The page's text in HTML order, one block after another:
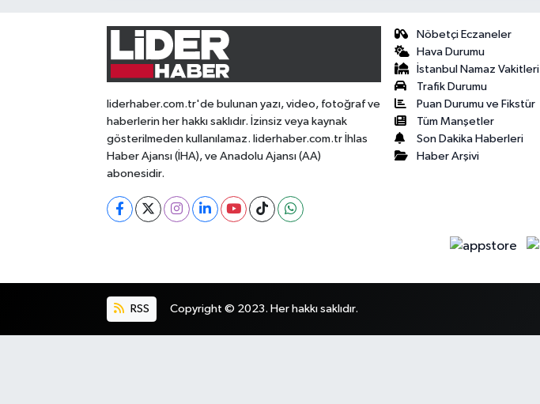
liderhaber.com.tr'de bulunan yazı, video, fotoğraf ve
haberlerin her hakkı saklıdır. İzinsiz veya kaynak
gösterilmeden kullanılamaz. liderhaber.com.tr İhlas
Haber Ajansı (İHA), ve Anadolu Ajansı (AA)
abonesidir.
Nöbetçi Eczaneler
Hava Durumu
İstanbul Namaz Vakitleri
Trafik Durumu
Puan Durumu ve Fikstür
Tüm Manşetler
Son Dakika Haberleri
Haber Arşivi
RSS Copyright © 2023. Her hakkı saklıdır.